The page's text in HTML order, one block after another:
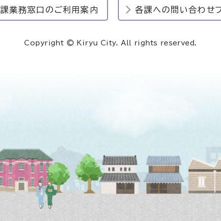
業務窓口のご利用案内 各課への問い合わせ
Copyright © Kiryu City. All rights reserved.